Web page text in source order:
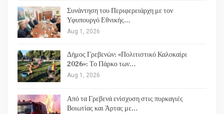
Συνάντηση του Περιφερειάρχη με τον
Υφυπουργό Εθνικής…
Aug 1, 2026
Δήμος Γρεβενών: «Πολιτιστικό Καλοκαίρι
2026»: Το Πάρκο των…
Aug 1, 2026
Από τα Γρεβενά ενίσχυση στις πυρκαγιές
Βοιωτίας και Άρτας με…